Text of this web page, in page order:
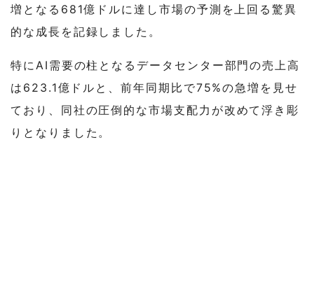
増となる681億ドルに達し市場の予測を上回る驚異
的な成長を記録しました。
特にAI需要の柱となるデータセンター部門の売上高
は623.1億ドルと、前年同期比で75%の急増を見せ
ており、同社の圧倒的な市場支配力が改めて浮き彫
りとなりました。